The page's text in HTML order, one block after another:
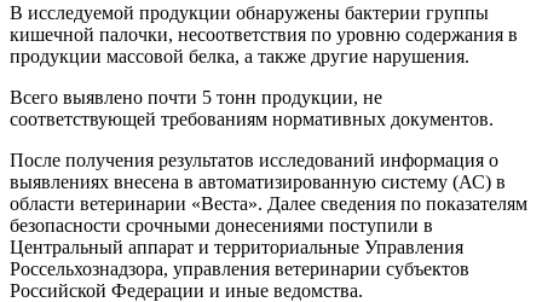
В исследуемой продукции обнаружены бактерии группы
кишечной палочки, несоответствия по уровню содержания в
продукции массовой белка, а также другие нарушения.
Всего выявлено почти 5 тонн продукции, не
соответствующей требованиям нормативных документов.
После получения результатов исследований информация о
выявлениях внесена в автоматизированную систему (АС) в
области ветеринарии «Веста». Далее сведения по показателям
безопасности срочными донесениями поступили в
Центральный аппарат и территориальные Управления
Россельхознадзора, управления ветеринарии субъектов
Российской Федерации и иные ведомства.